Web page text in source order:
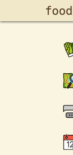
food­